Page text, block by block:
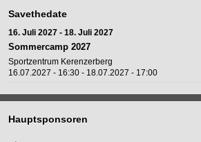
Savethedate
16. Juli 2027 - 18. Juli 2027
Sommercamp 2027
Sportzentrum Kerenzerberg
16.07.2027 - 16:30 - 18.07.2027 - 17:00
Hauptsponsoren